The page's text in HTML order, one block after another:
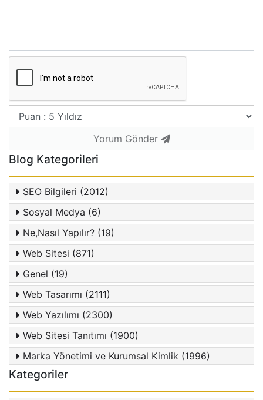
Yorum Gönder
Blog Kategorileri
SEO Bilgileri (2012)
Sosyal Medya (6)
Ne,Nasıl Yapılır? (19)
Web Sitesi (871)
Genel (19)
Web Tasarımı (2111)
Web Yazılımı (2300)
Web Sitesi Tanıtımı (1900)
Marka Yönetimi ve Kurumsal Kimlik (1996)
Kategoriler